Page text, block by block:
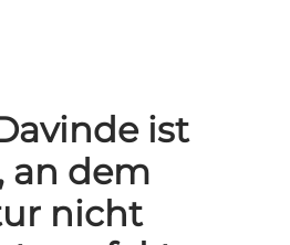
ist
an dem
nicht